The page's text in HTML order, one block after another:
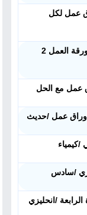
عمل لكل
الصف الثاني المتوسط, لغة انجليزية, حل ورقة العمل 2
عمل مع الحل
عمل /حديث
/كيمياء
/سادس
/انحليزي